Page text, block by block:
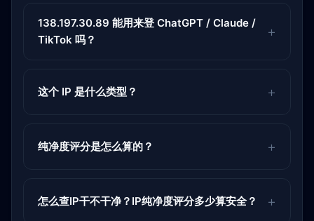
138.197.30.89 能用来登 ChatGPT / Claude /
TikTok 吗？
这个 IP 是什么类型？
纯净度评分是怎么算的？
怎么查IP干不干净？IP纯净度评分多少算安全？